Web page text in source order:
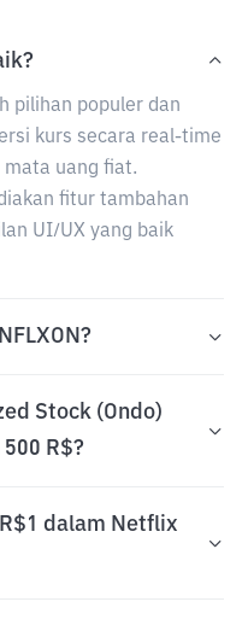
pilihan populer dan
kurs secara real-time
uang fiat.
fitur tambahan
UI/UX yang baik
Stock (Ondo)
R$?
dalam Netflix